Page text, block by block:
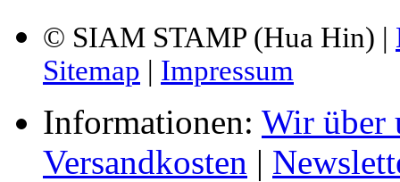
© SIAM STAMP (Hua Hin) |
Sitemap | Impressum
Informationen: Wir über
Versandkosten |